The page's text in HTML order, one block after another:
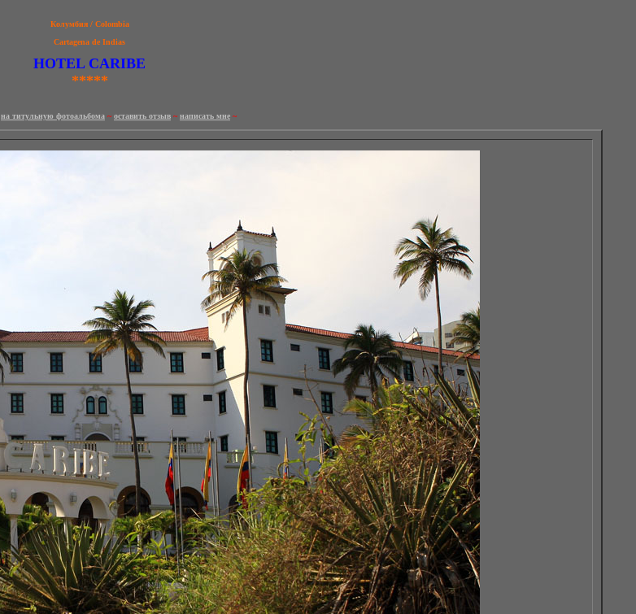
Колумбия / Colombia
Cartagena de Indias
HOTEL CARIBE
*****
на титульную фотоальбома ~ оставить отзыв ~ написать мне ~